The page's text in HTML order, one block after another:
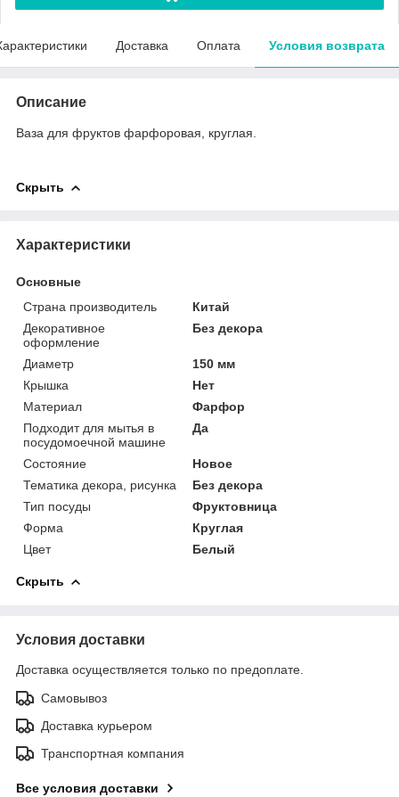
Доставка Оплата Условия возврата
Описание
Ваза для фруктов фарфоровая, круглая.
Скрыть
Характеристики
Основные
Страна производитель
Китай
Декоративное
оформление
Без декора
Диаметр
150 мм
Крышка
Нет
Материал
Фарфор
Подходит для мытья в
посудомоечной машине
Да
Состояние
Новое
Тематика декора, рисунка
Без декора
Тип посуды
Фруктовница
Форма
Круглая
Цвет
Белый
Скрыть
Условия доставки
Доставка осуществляется только по предоплате.
Самовывоз
Доставка курьером
Транспортная компания
Все условия доставки